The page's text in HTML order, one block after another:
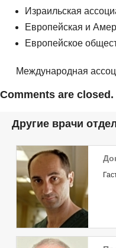
Израильская
Европейская и
Европейское
Международная
Comments are closed.
Другие врачи